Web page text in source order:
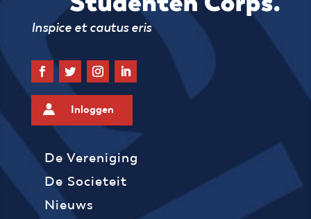
Inspice et cautus eris
Inloggen
De Vereniging
De Societeit
Nieuws